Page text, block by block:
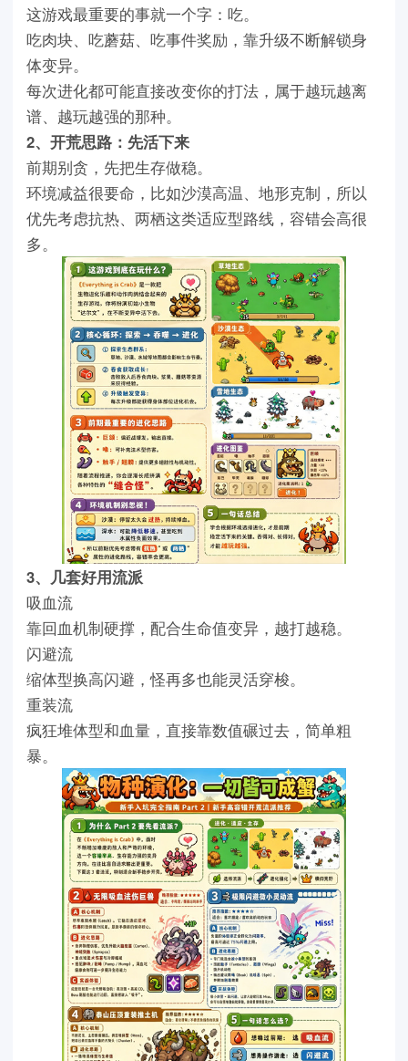
这游戏最重要的事就一个字：吃。
吃肉块、吃蘑菇、吃事件奖励，靠升级不断解锁身
体变异。
每次进化都可能直接改变你的打法，属于越玩越离
谱、越玩越强的那种。
2、开荒思路：先活下来
前期别贪，先把生存做稳。
环境减益很要命，比如沙漠高温、地形克制，所以
优先考虑抗热、两栖这类适应型路线，容错会高很
多。
3、几套好用流派
吸血流
靠回血机制硬撑，配合生命值变异，越打越稳。
闪避流
缩体型换高闪避，怪再多也能灵活穿梭。
重装流
疯狂堆体型和血量，直接靠数值碾过去，简单粗
暴。